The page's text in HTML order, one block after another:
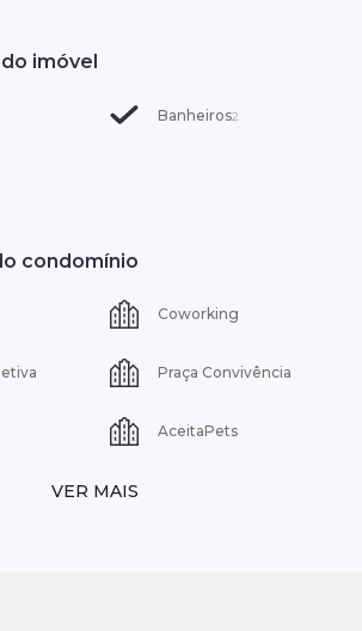
imóvel
Banheiros2
condomínio
Coworking
Praça Convivência
AceitaPets
VER MAIS